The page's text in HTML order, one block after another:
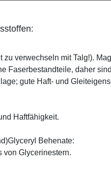
zu verwechseln mit Talg!).
Faserbestandteile, daher
gute Haft- und
Haftfähigkeit.
Behenate:
von Glycerinestern.